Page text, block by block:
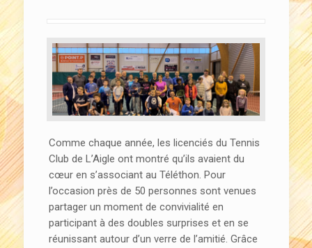
Comme chaque année, les licenciés du Tennis
Club de L’Aigle ont montré qu’ils avaient du
cœur en s’associant au Téléthon. Pour
l’occasion près de 50 personnes sont venues
partager un moment de convivialité en
participant à des doubles surprises et en se
réunissant autour d’un verre de l’amitié. Grâce